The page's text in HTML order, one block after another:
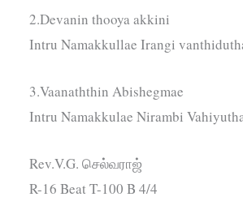
2.Devanin thooya akkini
Intru Namakkullae Irangi
3.Vaanaththin Abishegmae
Intru Namakkulae Nirambi
Rev.V.G. செல்வராஜ்
R-16 Beat T-100 B 4/4